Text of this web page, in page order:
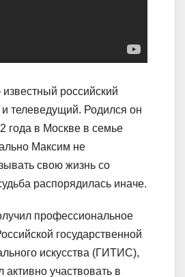
российский
телеведущий. Родился он
года в Москве в семье
Максим не
свою жизнь со
распорядилась иначе.
профессиональное
государственной
искусства (ГИТИС),
активно участвовать в